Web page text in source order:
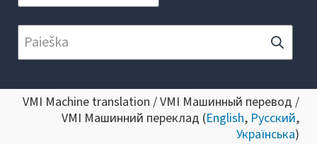
VMI Machine translation / VMI Машинный перевод /
VMI Машинний переклад (English, Русский,
Українська)